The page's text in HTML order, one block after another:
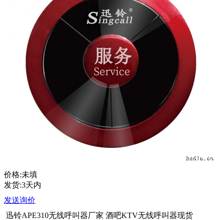
价格:未填
发货:3天内
发送询价
迅铃APE310无线呼叫器厂家 酒吧KTV无线呼叫器现货